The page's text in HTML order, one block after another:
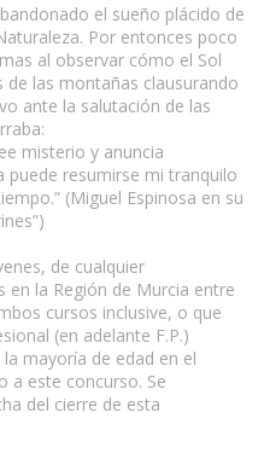
el sueño plácido de
Por entonces poco
al observar cómo el Sol
de las montañas clausurando
ante la salutación de las
misterio y anuncia
resumirse mi tranquilo
(Miguel Espinosa en su
de cualquier
en la Región de Murcia entre
cursos inclusive, o que
(en adelante F.P.)
mayoría de edad en el
a este concurso. Se
del cierre de esta